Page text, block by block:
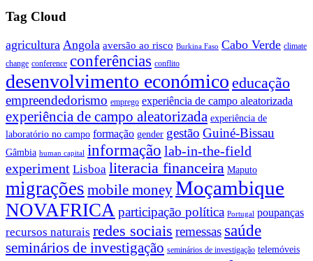
Tag Cloud
agricultura Angola aversão ao risco Burkina Faso Cabo Verde climate
change conference conferências conflito
desenvolvimento económico educação
empreendedorismo emprego experiência de campo aleatorizada
experiência de campo aleatorizada experiência de
laboratório no campo formação gender gestão Guiné-Bissau
Gâmbia human capital informação lab-in-the-field
experiment Lisboa literacia financeira Maputo
migrações mobile moneyMoçambique
NOVAFRICA participação política Portugal poupanças
recursos naturais redes sociais remessas saúde
seminários de investigação seminários de investigação telemóveis